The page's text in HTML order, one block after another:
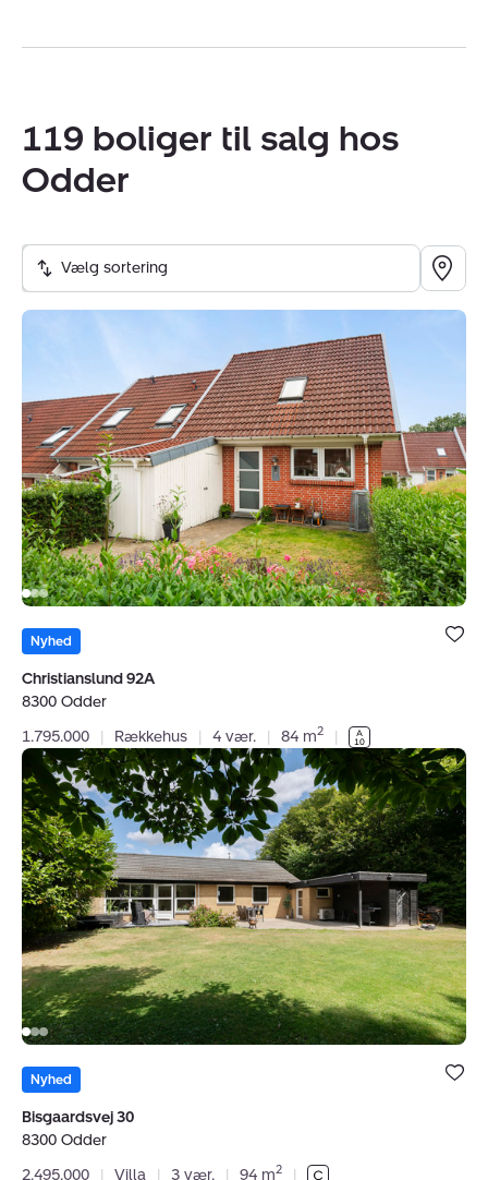
119 boliger til salg hos
Odder
Vælg sortering
8300
Odder
Bolig er
under dine
Nyhed
Christianslund 92A
8300 Odder
1.795.000
| Rækkehus | 4 vær. | 84 m2 |
Villa:
Bisgaardsvej
30,
8300
Odder
Bolig er
under dine
Nyhed
Bisgaardsvej 30
8300 Odder
2.495.000
| Villa | 3 vær. | 94 m2 |